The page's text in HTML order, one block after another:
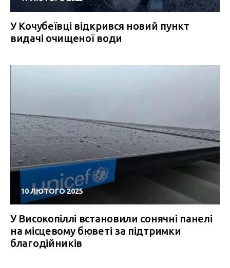
У Кочубеївці відкрився новий пункт
видачі очищеної води
10 ЛЮТОГО 2025
У Високопіллі встановили сонячні панелі
на місцевому бюветі за підтримки
благодійників